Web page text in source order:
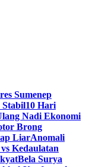
Sumenep
Stabil10 Hari
Nadi Ekonomi
Brong
LiarAnomali
Kedaulatan
Bela Surya